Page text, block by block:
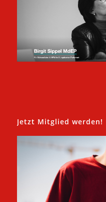
Jetzt Mitglied werden!